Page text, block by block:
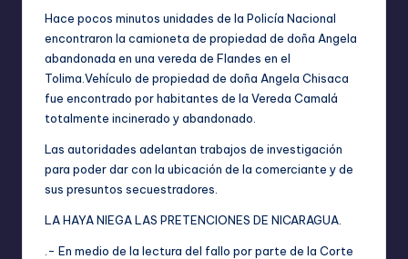
Hace pocos minutos unidades de la Policía Nacional
encontraron la camioneta de propiedad de doña Angela
abandonada en una vereda de Flandes en el
Tolima.Vehículo de propiedad de doña Angela Chisaca
fue encontrado por habitantes de la Vereda Camalá
totalmente incinerado y abandonado.
Las autoridades adelantan trabajos de investigación
para poder dar con la ubicación de la comerciante y de
sus presuntos secuestradores.
LA HAYA NIEGA LAS PRETENCIONES DE NICARAGUA.
.- En medio de la lectura del fallo por parte de la Corte